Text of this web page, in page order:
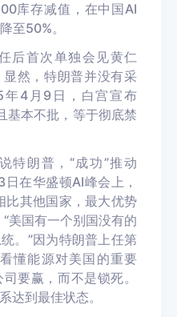
库存减值，在中国AI
至50%。
后首次单独会见黄仁
然，特朗普并没有采
4月9日，白宫宣布
基本不批，等于彻底禁
特朗普，“成功”推动
在华盛顿AI峰会上，
比其他国家，最大优势
美国有一个别国没有的
。”因为特朗普上任第
懂能源对美国的重要
要赢，而不是锁死。
达到最佳状态。